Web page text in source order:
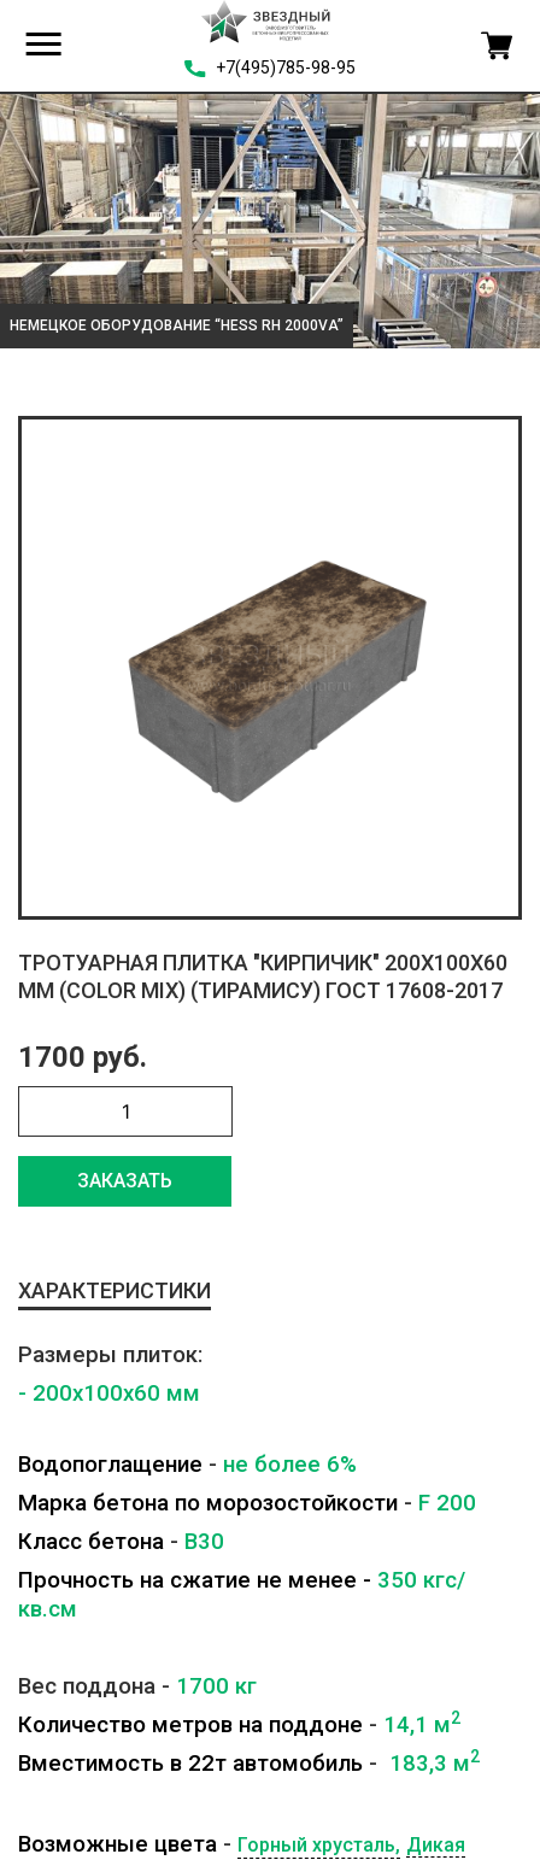
+7(495)785-98-95
НЕМЕЦКОЕ ОБОРУДОВАНИЕ “HESS RH 2000VA”
ТРОТУАРНАЯ ПЛИТКА "КИРПИЧИК" 200X100X60
ММ (COLOR MIX) (ТИРАМИСУ) ГОСТ 17608-2017
1700 руб.
ЗАКАЗАТЬ
ХАРАКТЕРИСТИКИ
Размеры плиток:
- 200x100x60 мм
Водопоглащение - не более 6%
Марка бетона по морозостойкости - F 200
Класс бетона - B30
Прочность на сжатие не менее - 350 кгс/
кв.см
Вес поддона - 1700 кг
Количество метров на поддоне - 14,1 м2
Вместимость в 22т автомобиль - 183,3 м2
Возможные цвета - Горный хрусталь, Дикая